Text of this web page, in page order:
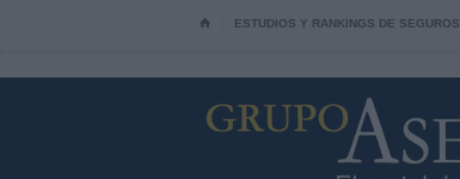
⌂ ESTUDIOS Y RANKINGS DE SEGUROS